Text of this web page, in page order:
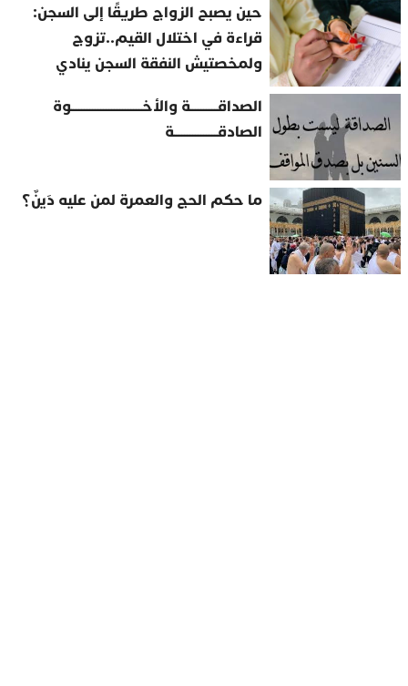
حين يصبح الزواج طريقًا إلى السجن:
قراءة في اختلال القيم..تزوج
ولمخصتيش النفقة السجن ينادي
الصداقــــــــــة والأخــــــــــــــــــــــــــوة
الصادقــــــــــــــــة
ما حكم الحج والعمرة لمن عليه دَينٌ؟